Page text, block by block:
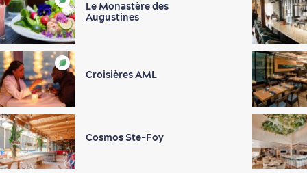
Le Monastère des
Augustines
Croisières AML
Cosmos Ste-Foy